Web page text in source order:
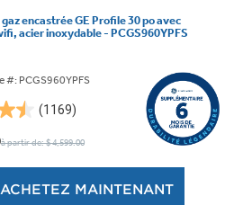
encastrée GE Profile 30 po avec
acier inoxydable - PCGS960YPFS
#: PCGS960YPFS
(1169)
à partir de: $ 4,599.00
ACHETEZ MAINTENANT